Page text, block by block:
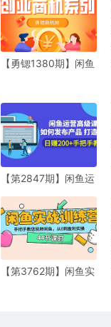
付 高复购 轻松上手
【勇锶1380期】闲鱼
300+，实操一个月成
功变现1W+
【第2847期】闲鱼运
布产品 打造爆款 日赚
200+手把手教学
【第3762期】闲鱼实